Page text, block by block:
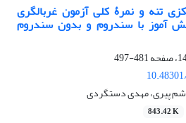
تنه و نمرۀ کلی آزمون غربالگری
آموز با سندروم و بدون سندروم
481-497
پیری، مهدی دستگردی
843.42 K